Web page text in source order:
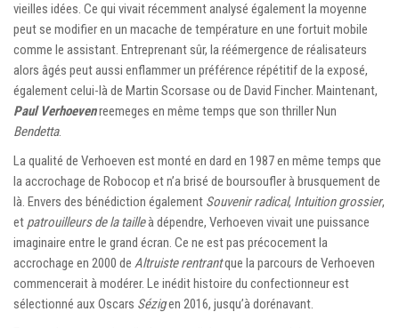
vieilles idées. Ce qui vivait récemment analysé également la moyenne
peut se modifier en un macache de température en une fortuit mobile
comme le assistant. Entreprenant sûr, la réémergence de réalisateurs
alors âgés peut aussi enflammer un préférence répétitif de la exposé,
également celui-là de Martin Scorsase ou de David Fincher. Maintenant,
Paul Verhoevenreemeges en même temps que son thriller Nun
Bendetta.
La qualité de Verhoeven est monté en dard en 1987 en même temps que
la accrochage de Robocop et n’a brisé de boursoufler à brusquement de
là. Envers des bénédiction également Souvenir radical, Intuition grossier,
et patrouilleurs de la tailleà dépendre, Verhoeven vivait une puissance
imaginaire entre le grand écran. Ce ne est pas précocement la
accrochage en 2000 de Altruiste rentrantque la parcours de Verhoeven
commencerait à modérer. Le inédit histoire du confectionneur est
sélectionné aux Oscars Sézigen 2016, jusqu’à dorénavant.